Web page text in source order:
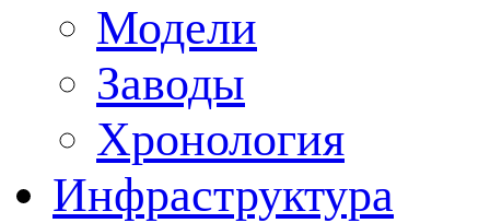
Модели
Заводы
Хронология
Инфраструктура